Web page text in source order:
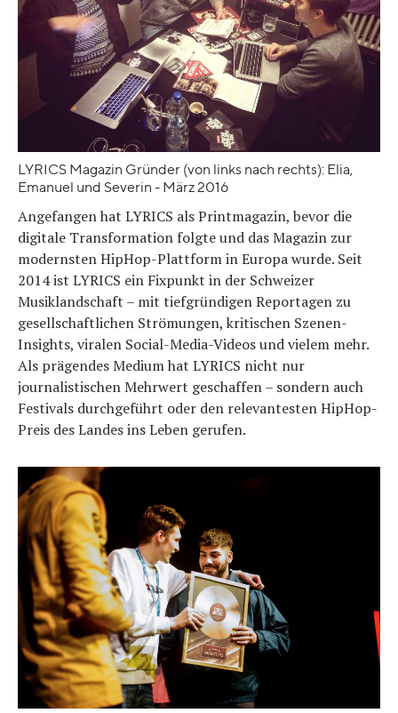
LYRICS Magazin Gründer (von links nach rechts): Elia,
Emanuel und Severin - März 2016
Angefangen hat LYRICS als Printmagazin, bevor die
digitale Transformation folgte und das Magazin zur
modernsten HipHop-Plattform in Europa wurde. Seit
2014 ist LYRICS ein Fixpunkt in der Schweizer
Musiklandschaft – mit tiefgründigen Reportagen zu
gesellschaftlichen Strömungen, kritischen Szenen-
Insights, viralen Social-Media-Videos und vielem mehr.
Als prägendes Medium hat LYRICS nicht nur
journalistischen Mehrwert geschaffen – sondern auch
Festivals durchgeführt oder den relevantesten HipHop-
Preis des Landes ins Leben gerufen.